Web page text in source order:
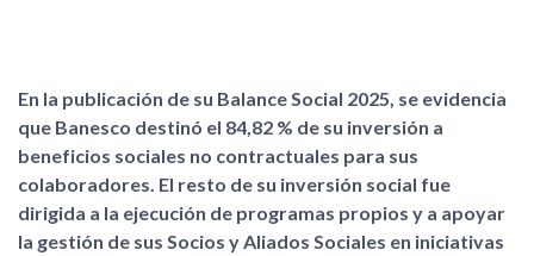
En la publicación de su Balance Social 2025, se evidencia
que Banesco destinó el 84,82 % de su inversión a
beneficios sociales no contractuales para sus
colaboradores. El resto de su inversión social fue
dirigida a la ejecución de programas propios y a apoyar
la gestión de sus Socios y Aliados Sociales en iniciativas